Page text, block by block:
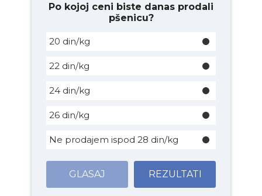
Po kojoj ceni biste danas prodali
pšenicu?
20 din/kg
22 din/kg
24 din/kg
26 din/kg
Ne prodajem ispod 28 din/kg
GLASAJ REZULTATI